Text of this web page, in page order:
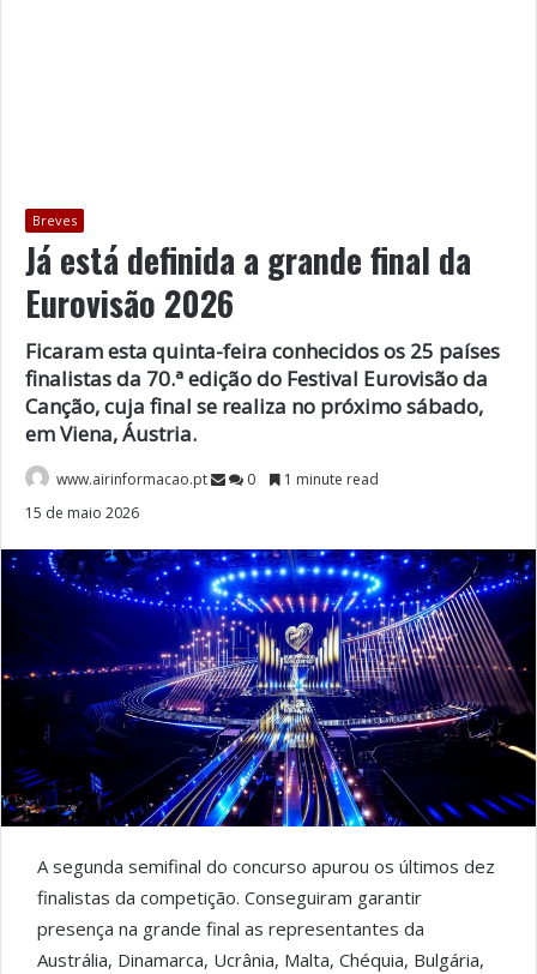
Breves
Já está definida a grande final da
Eurovisão 2026
Ficaram esta quinta-feira conhecidos os 25 países
finalistas da 70.ª edição do Festival Eurovisão da
Canção, cuja final se realiza no próximo sábado,
em Viena, Áustria.
www.airinformacao.pt 0
1 minute read
15 de maio 2026
A segunda semifinal do concurso apurou os últimos dez
finalistas da competição. Conseguiram garantir
presença na grande final as representantes da
Austrália, Dinamarca, Ucrânia, Malta, Chéquia, Bulgária,